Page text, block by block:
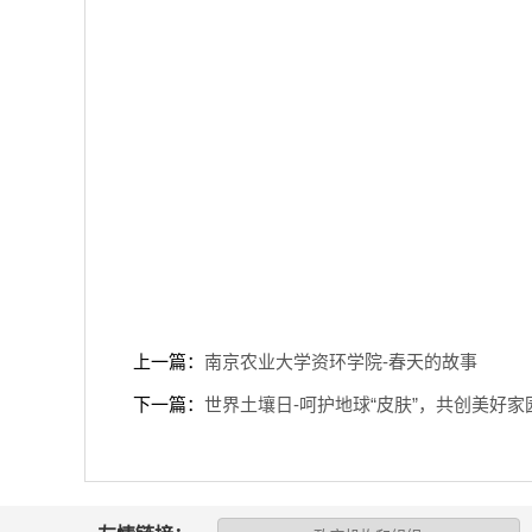
上一篇： 南京农业大学资环学院-春天的故事
下一篇： 世界土壤日-呵护地球“皮肤”，共创美好家